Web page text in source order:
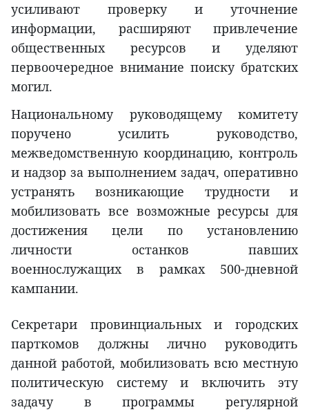
усиливают проверку и уточнение
информации, расширяют привлечение
общественных ресурсов и уделяют
первоочередное внимание поиску братских
могил.
Национальному руководящему комитету
поручено усилить руководство,
межведомственную координацию, контроль
и надзор за выполнением задач, оперативно
устранять возникающие трудности и
мобилизовать все возможные ресурсы для
достижения цели по установлению
личности останков павших
военнослужащих в рамках 500-дневной
кампании.
Секретари провинциальных и городских
парткомов должны лично руководить
данной работой, мобилизовать всю местную
политическую систему и включить эту
задачу в программы регулярной